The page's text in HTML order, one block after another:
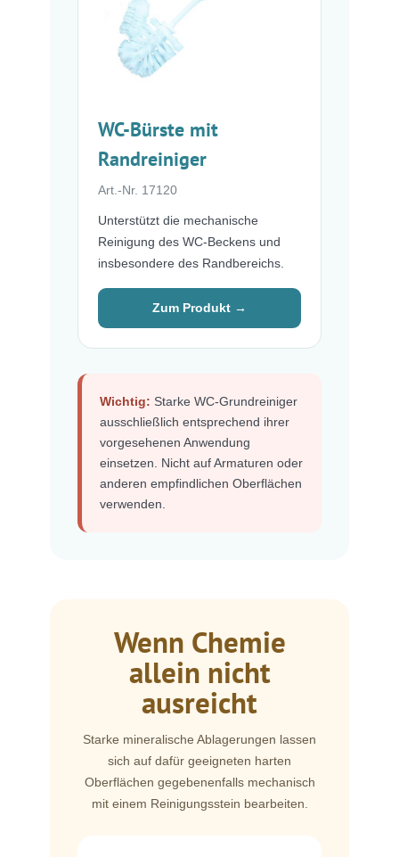
WC-Bürste mit
Randreiniger
Art.-Nr. 17120
Unterstützt die mechanische
Reinigung des WC-Beckens und
insbesondere des Randbereichs.
Zum Produkt →
Wichtig: Starke WC-Grundreiniger
ausschließlich entsprechend ihrer
vorgesehenen Anwendung
einsetzen. Nicht auf Armaturen oder
anderen empfindlichen Oberflächen
verwenden.
Wenn Chemie
allein nicht
ausreicht
Starke mineralische Ablagerungen lassen
sich auf dafür geeigneten harten
Oberflächen gegebenenfalls mechanisch
mit einem Reinigungsstein bearbeiten.